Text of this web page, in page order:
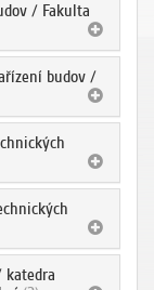
/ Fakulta
budov /
katedra